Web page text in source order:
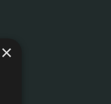
×